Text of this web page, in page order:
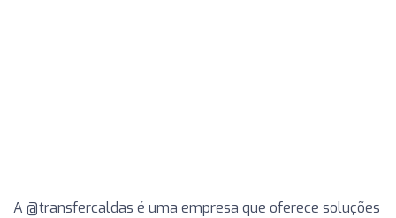
A @transfercaldas é uma empresa que oferece soluções